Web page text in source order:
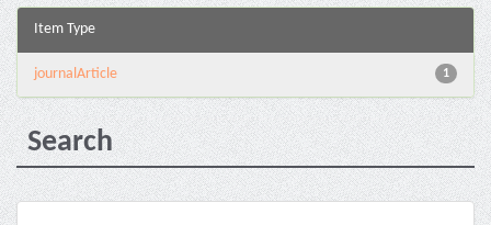
Item Type
1
journalArticle
Search